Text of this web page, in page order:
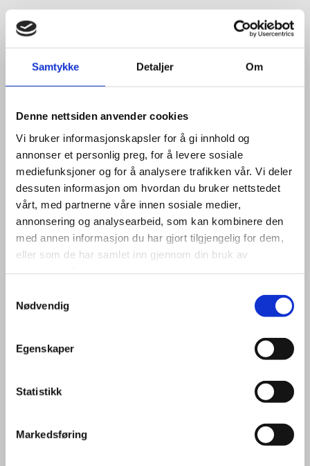
Samtykke Detaljer Om
Denne nettsiden anvender cookies
Vi bruker informasjonskapsler for å gi innhold og
annonser et personlig preg, for å levere sosiale
mediefunksjoner og for å analysere trafikken vår. Vi deler
dessuten informasjon om hvordan du bruker nettstedet
vårt, med partnerne våre innen sosiale medier,
annonsering og analysearbeid, som kan kombinere den
med annen informasjon du har gjort tilgjengelig for dem,
eller som de har samlet inn gjennom din bruk av
Nødvendig
Egenskaper
Statistikk
Markedsføring